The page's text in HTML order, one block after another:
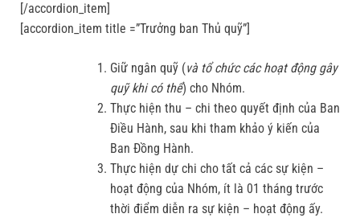
[/accordion_item]
[accordion_item title =”Trưởng ban Thủ quỹ”]
Giữ ngân quỹ (và tổ chức các hoạt động gây
quỹ khi có thể) cho Nhóm.
Thực hiện thu – chi theo quyết định của Ban
Điều Hành, sau khi tham khảo ý kiến của
Ban Đồng Hành.
Thực hiện dự chi cho tất cả các sự kiện –
hoạt động của Nhóm, ít là 01 tháng trước
thời điểm diễn ra sự kiện – hoạt động ấy.